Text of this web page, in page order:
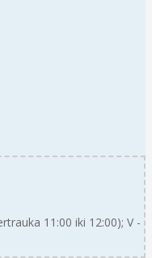
11:00 iki 12:00); V -